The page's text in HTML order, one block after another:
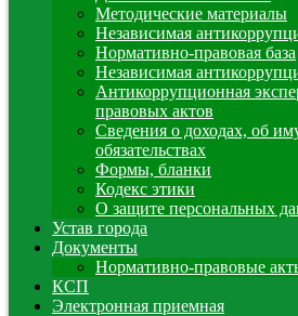
Методические материалы
Независимая
Нормативно-правовая база
Независимая
Антикоррупционная
правовых актов
Сведения о доходах, об
обязательствах
Формы, бланки
Кодекс этики
О защите персональных
Устав города
Документы
Нормативно-правовые
КСП
Электронная приемная